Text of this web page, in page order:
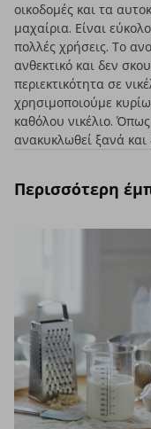
οικοδομές και τα
μαχαίρια. Είναι
πολλές χρήσεις. Το
ανθεκτικό και δεν
περιεκτικότητα σε
χρησιμοποιούμε
καθόλου νικέλιο.
ανακυκλωθεί ξανά και
Περισσότερη